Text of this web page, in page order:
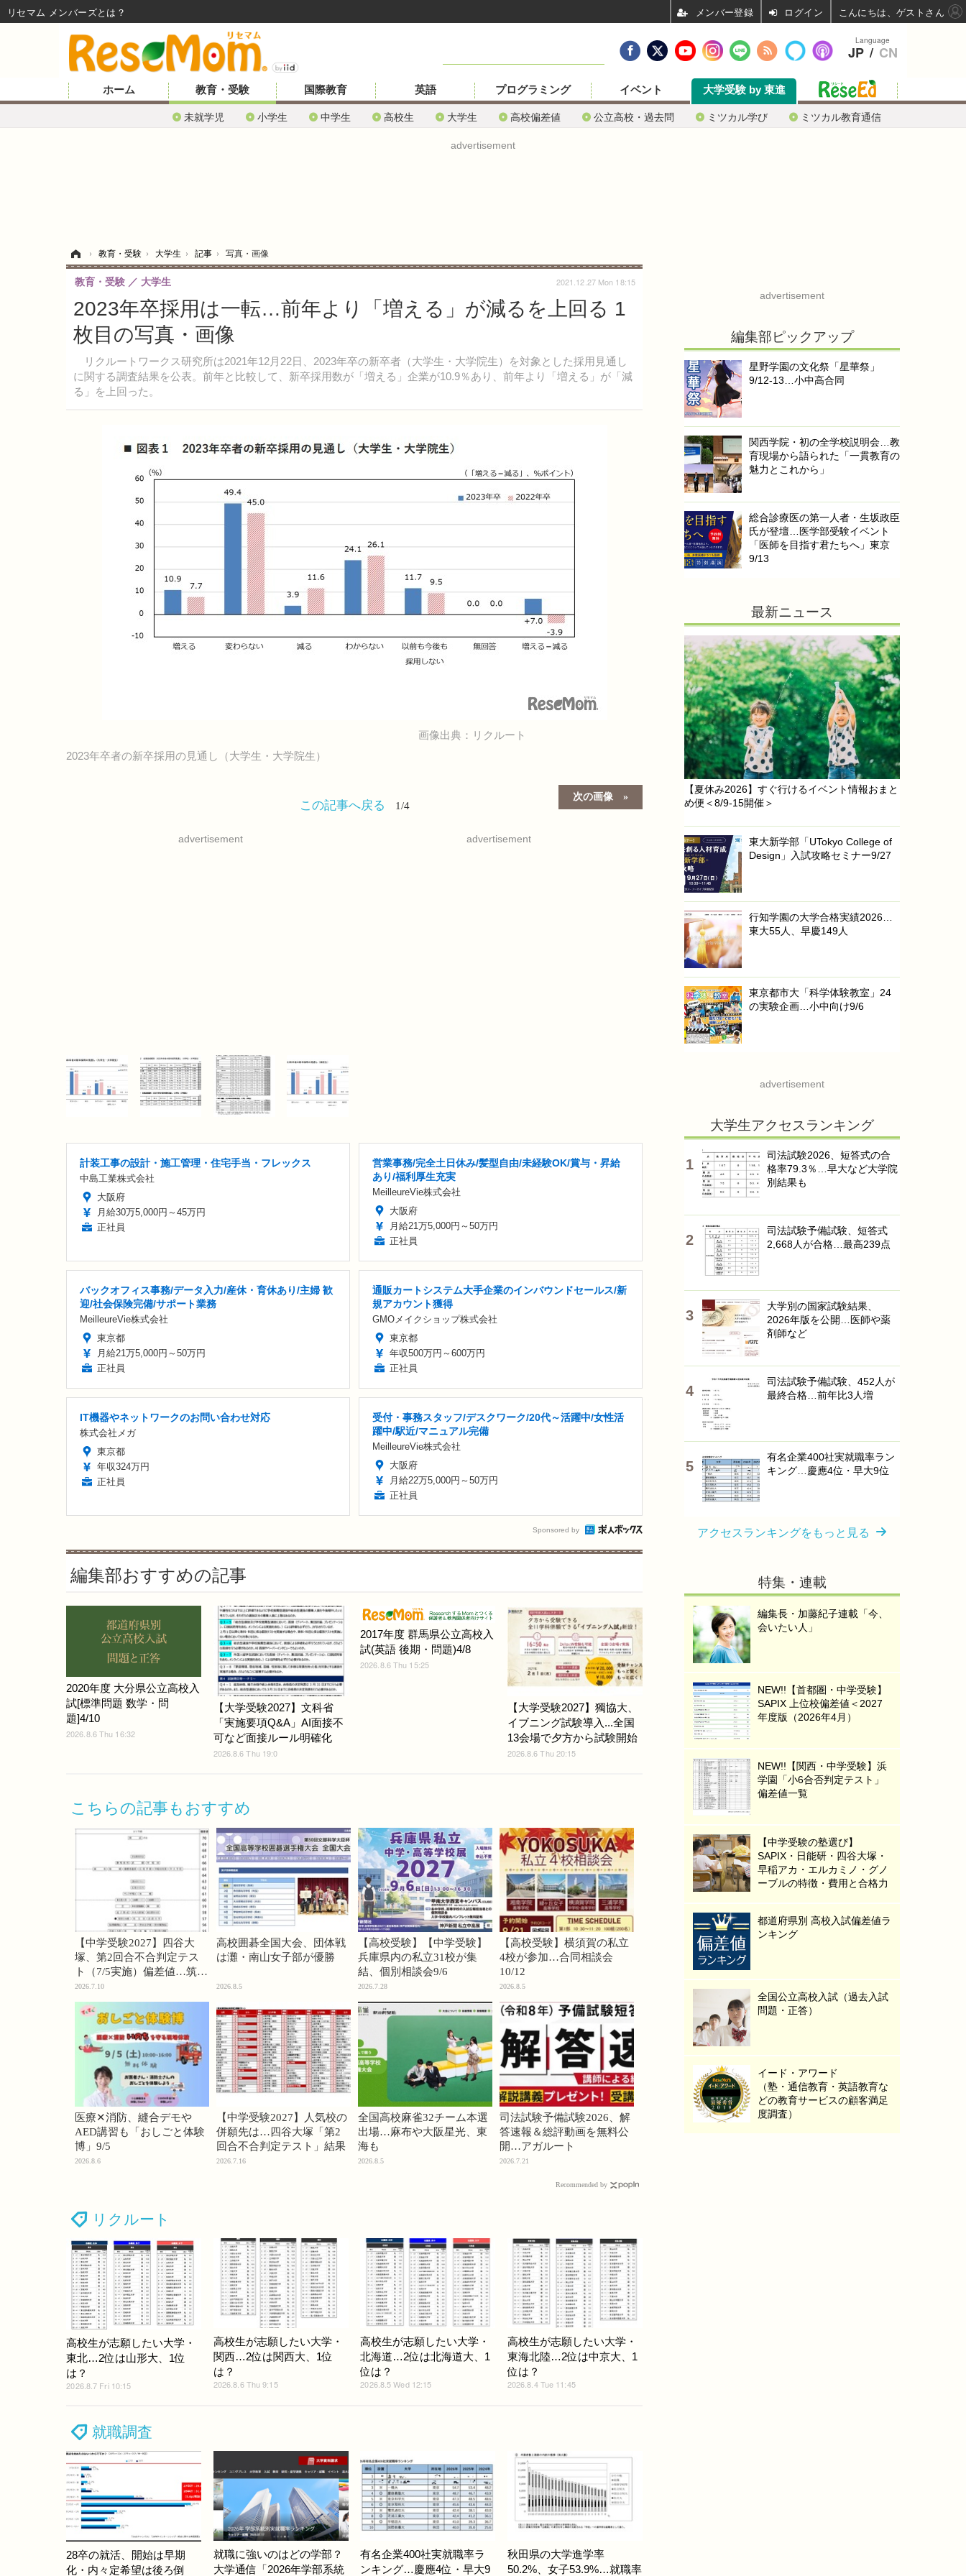
ホーム 教育・受験
未就学児 小学生 中学生 高校生 大学生 高校偏差値 公立高校・過去問 ミツカル学び ミツカル教育通信
国際教育 英語 プログラミング イベント 大学受験 by 東進
advertisement
› 教育・受験 › 大学生 › 記事 › 写真・画像
2023年卒採用は一転…前年より「増える」が減るを上回る 1
枚目の写真・画像
リクルートワークス研究所は2021年12月22日、2023年卒の新卒者（大学生・大学院生）を対象とした採用見通し
に関する調査結果を公表。前年と比較して、新卒採用数が「増える」企業が10.9％あり、前年より「増える」が「減
る」を上回った。
教育・受験 大学生 2021.12.27 Mon 18:15
画像出典：リクルート
2023年卒者の新卒採用の見通し（大学生・大学院生）
次の画像
この記事へ戻る 1/4
advertisement advertisement
計装工事の設計・施工管理・住宅手当・フレックス
中島工業株式会社
大阪府
月給30万5,000円～45万円
正社員
営業事務/完全土日休み/髪型自由/未経験OK/賞与・昇給
あり/福利厚生充実
MeilleureVie株式会社
大阪府
月給21万5,000円～50万円
正社員
バックオフィス事務/データ入力/産休・育休あり/主婦 歓
迎/社会保険完備/サポート業務
MeilleureVie株式会社
東京都
月給21万5,000円～50万円
正社員
通販カートシステム大手企業のインバウンドセールス/新
規アカウント獲得
GMOメイクショップ株式会社
東京都
年収500万円～600万円
正社員
IT機器やネットワークのお問い合わせ対応
株式会社メガ
東京都
年収324万円
正社員
受付・事務スタッフ/デスクワーク/20代～活躍中/女性活
躍中/駅近/マニュアル完備
MeilleureVie株式会社
大阪府
月給22万5,000円～50万円
正社員
Sponsored by
編集部おすすめの記事
2020年度 大分県公立高校入
試[標準問題 数学・問
題]4/10
2026.8.6 Thu 16:32
【大学受験2027】文科省
「実施要項Q&A」AI面接不
可など面接ルール明確化
2026.8.6 Thu 19:0
2017年度 群馬県公立高校入
試(英語 後期・問題)4/8
2026.8.6 Thu 15:25
【大学受験2027】獨協大、
イブニング試験導入...全国
13会場で夕方から試験開始
2026.8.6 Thu 20:15
こちらの記事もおすすめ
【中学受験2027】四谷大
塚、第2回合不合判定テス
ト（7/5実施）偏差値…筑駒
74・桜蔭70＜PR＞
2026.7.10
高校囲碁全国大会、団体戦
は灘・南山女子部が優勝
2026.8.5
【高校受験】【中学受験】
兵庫県内の私立31校が集
結、個別相談会9/6
2026.7.28
【高校受験】横須賀の私立
4校が参加…合同相談会
10/12
2026.8.5
医療✕消防、縫合デモや
AED講習も「おしごと体験
博」9/5
2026.8.6
【中学受験2027】人気校の
併願先は…四谷大塚「第2
回合不合判定テスト」結果
2026.7.16
全国高校麻雀32チーム本選
出場…麻布や大阪星光、東
海も
2026.8.5
司法試験予備試験2026、解
答速報＆総評動画を無料公
開…アガルート
2026.7.21
Recommended by
リクルート
高校生が志願したい大学・
東北…2位は山形大、1位
は？
2026.8.7 Fri 10:15
高校生が志願したい大学・
関西…2位は関西大、1位
は？
2026.8.6 Thu 9:15
高校生が志願したい大学・
北海道…2位は北海道大、1
位は？
2026.8.5 Wed 12:15
高校生が志願したい大学・
東海北陸…2位は中京大、1
位は？
2026.8.4 Tue 11:45
就職調査
28卒の就活、開始は早期
化・内々定希望は後ろ倒
就職に強いのはどの学部？
大学通信「2026年学部系統
有名企業400社実就職率ラ
ンキング…慶應4位・早大9
秋田県の大学進学率
50.2%、女子53.9%…就職率
advertisement
編集部ピックアップ
星野学園の文化祭「星華祭」
9/12-13…小中高合同
関西学院・初の全学校説明会…教
育現場から語られた「一貫教育の
魅力とこれから」
総合診療医の第一人者・生坂政臣
氏が登壇…医学部受験イベント
「医師を目指す君たちへ」東京
9/13
最新ニュース
【夏休み2026】すぐ行けるイベント情報おまと
め便＜8/9-15開催＞
東大新学部「UTokyo College of
Design」入試攻略セミナー9/27
行知学園の大学合格実績2026…
東大55人、早慶149人
東京都市大「科学体験教室」24
の実験企画…小中向け9/6
advertisement
大学生アクセスランキング
司法試験2026、短答式の合
格率79.3％…早大など大学院
別結果も
司法試験予備試験、短答式
2,668人が合格…最高239点
大学別の国家試験結果、
2026年版を公開…医師や薬
剤師など
司法試験予備試験、452人が
最終合格…前年比3人増
有名企業400社実就職率ラン
キング…慶應4位・早大9位
アクセスランキングをもっと見る
特集・連載
編集長・加藤紀子連載「今、
会いたい人」
NEW!!【首都圏・中学受験】
SAPIX 上位校偏差値＜2027
年度版（2026年4月）
NEW!!【関西・中学受験】浜
学園「小6合否判定テスト」
偏差値一覧
【中学受験の塾選び】
SAPIX・日能研・四谷大塚・
早稲アカ・エルカミノ・グノ
ーブルの特徴・費用と合格力
都道府県別 高校入試偏差値ラ
ンキング
全国公立高校入試（過去入試
問題・正答）
イード・アワード
（塾・通信教育・英語教育な
どの教育サービスの顧客満足
度調査）
Language
JP / CN
リセマム メンバーズ ログイン こんにちは、ゲストさん